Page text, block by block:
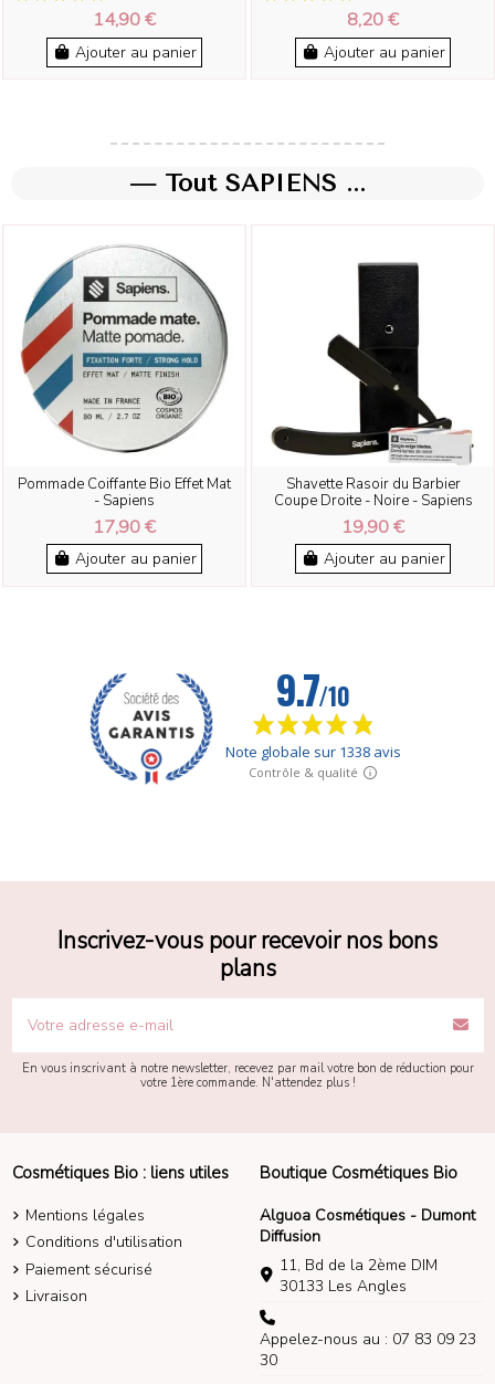
14,90 €
Ajouter au panier
8,20 €
Ajouter au panier
— Tout SAPIENS ...
Pommade Coiffante Bio Effet Mat
- Sapiens
17,90 €
Ajouter au panier
Shavette Rasoir du Barbier
Coupe Droite - Noire - Sapiens
19,90 €
Ajouter au panier
Inscrivez-vous pour recevoir nos bons
plans
En vous inscrivant à notre newsletter, recevez par mail votre bon de réduction pour
votre 1ère commande. N'attendez plus !
Cosmétiques Bio : liens utiles
Mentions légales
Conditions d'utilisation
Paiement sécurisé
Livraison
Boutique Cosmétiques Bio
Alguoa Cosmétiques - Dumont
Diffusion
11, Bd de la 2ème DIM
30133 Les Angles
Appelez-nous au : 07 83 09 23
30